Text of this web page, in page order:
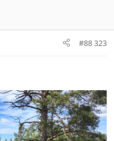
#88 323